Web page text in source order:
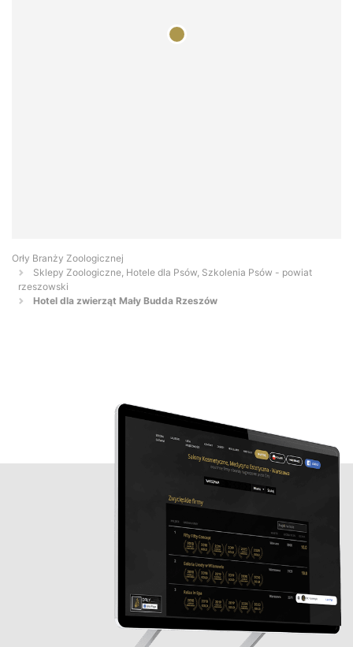
Orły Branży Zoologicznej
Sklepy Zoologiczne, Hotele dla Psów, Szkolenia Psów - powiat
rzeszowski
Hotel dla zwierząt Mały Budda Rzeszów